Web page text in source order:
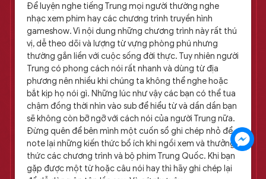
Để luyện nghe tiếng Trung mọi người thường nghe
nhạc xem phim hay các chương trình truyền hình
gameshow. Vì nội dung những chương trình này rất thú
vị, dễ theo dõi và lượng từ vựng phòng phú nhưng
thường gắn liền với cuộc sống đời thực. Tuy nhiên người
Trung có phong cách nói rất nhanh và dùng từ địa
phương nên nhiều khi chúng ta không thể nghe hoặc
bắt kịp họ nói gì. Những lúc như vậy các bạn có thể tua
chậm đồng thời nhìn vào sub để hiểu từ và dần dần bạn
sẽ không còn bỡ ngỡ với cách nói của người Trung nữa.
Đừng quên để bên mình một cuốn sổ ghi chép nhỏ để
note lại những kiến thức bổ ích khi ngồi xem và thưởng
thức các chương trình và bộ phim Trung Quốc. Khi bạn
gặp được một từ hoặc câu nói hay thì hãy ghi chép lại